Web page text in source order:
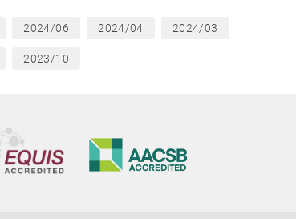
2024/06 2024/04 2024/03
2023/10